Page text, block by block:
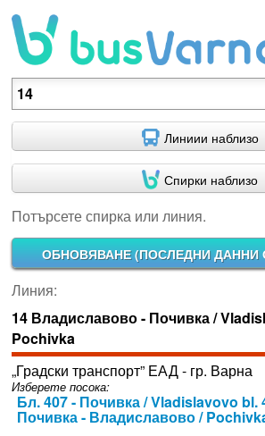
Потърсете спирка или линия.
Линиии наблизо
Спирки наблизо
Потърсете спирка или линия.
ОБНОВЯВАНЕ (ПОСЛЕДНИ ДАННИ
Линия:
14 Владиславово - Почивка /
Pochivka
„Градски транспорт” ЕАД - гр. Варна
Изберете посока:
Бл. 407 - Почивка / Vladislavovo bl.
Почивка - Владиславово /